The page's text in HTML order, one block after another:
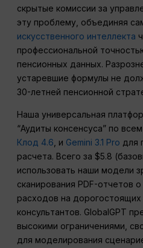
скрытые комиссии за
эту проблему, объединяя
искусственного интеллекта
профессиональной
пенсионных данных.
устаревшие формулы не
30-летней пенсионной
Наша универсальная
“Аудиты консенсуса” по
Клод 4.6 , и Gemini 3.1 Pro для
расчета. Всего за $5.8
использовать наши модели
сканирования PDF-отчетов
расходов на дорогостоящих
консультантов. GlobalGPT
высокими ограничениями,
для моделирования